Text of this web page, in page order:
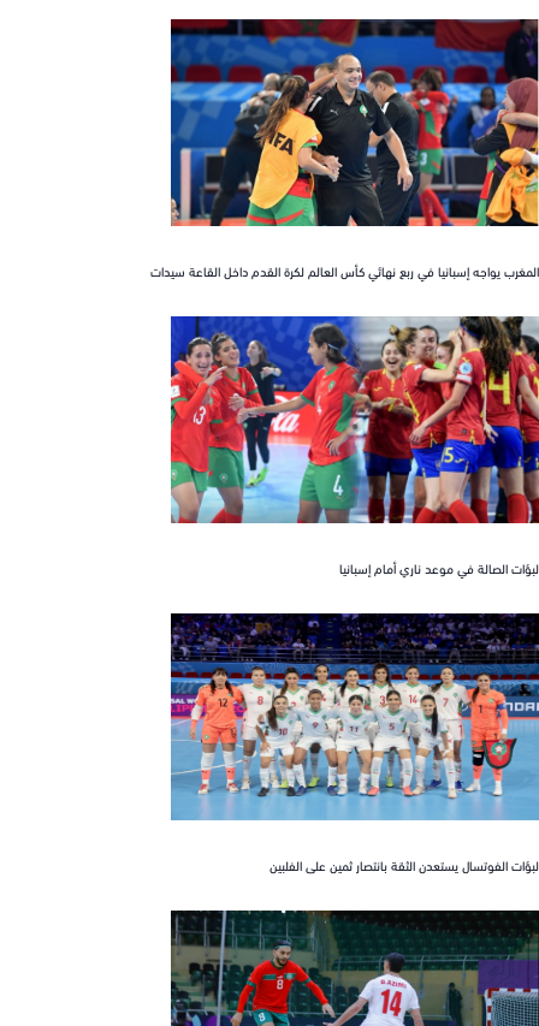
يواجه إسبانيا في ربع نهائي كأس العالم لكرة القدم داخل القاعة سيدات
الصالة في موعد ناري أمام إسبانيا
الفوتسال يستعدن الثقة بانتصار ثمين على الفلبين